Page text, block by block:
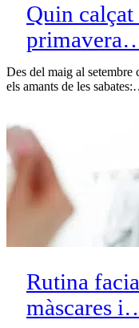
Quin calçat
Des del maig al setembre
els amants de les
Rutina
màscares